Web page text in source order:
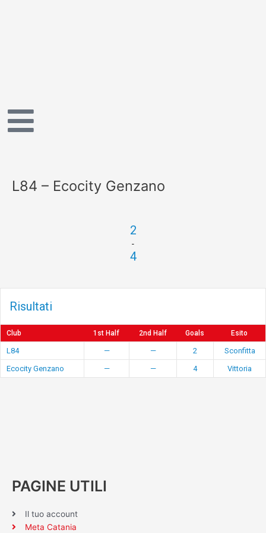
L84 – Ecocity Genzano
2
-
4
Risultati
Club 1st Half 2nd Half Goals Esito
L84 — — 2
Sconfitta
Ecocity Genzano
— — 4 Vittoria
PAGINE UTILI
Il tuo account
Meta Catania